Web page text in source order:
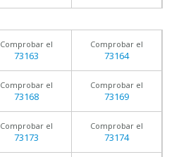
Comprobar el
73163
Comprobar el
73164
Comprobar el
73168
Comprobar el
73169
Comprobar el
73173
Comprobar el
73174